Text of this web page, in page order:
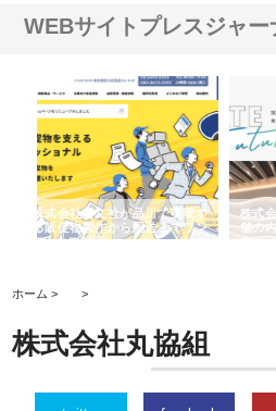
WEBサイトプレスジャー
ルや店
ける理
株式会社スプリングエフが選ば
れる理由とOEMアパレル製造の
強み
ホーム > >
株式会社丸協組